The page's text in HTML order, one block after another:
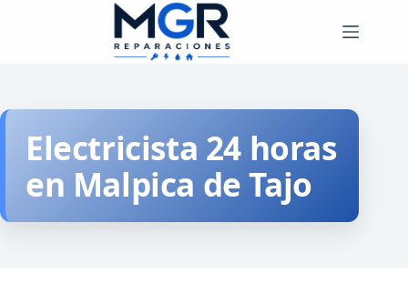
Electricista 24 horas
en Malpica de Tajo